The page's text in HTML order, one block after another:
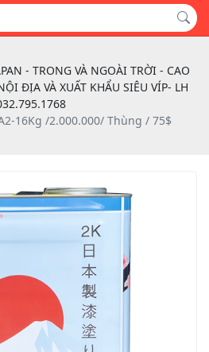
- TRONG VÀ NGOÀI TRỜI - CAO
ĐỊA VÀ XUẤT KHẨU SIÊU VÍP- LH
16Kg /2.000.000/ Thùng / 75$